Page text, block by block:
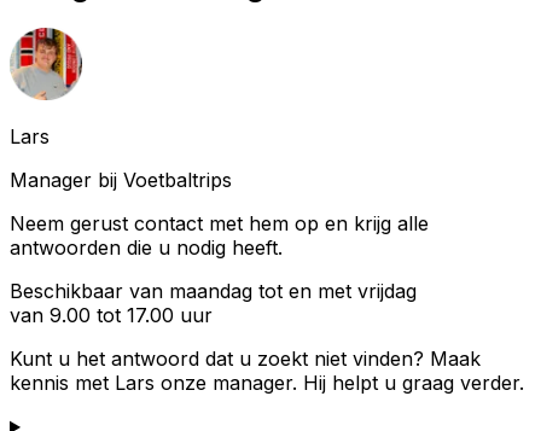
Lars
Manager bij Voetbaltrips
Neem gerust contact met hem op en krijg alle
antwoorden die u nodig heeft.
Beschikbaar van maandag tot en met vrijdag
van 9.00 tot 17.00 uur
Kunt u het antwoord dat u zoekt niet vinden? Maak
kennis met Lars onze manager. Hij helpt u graag verder.